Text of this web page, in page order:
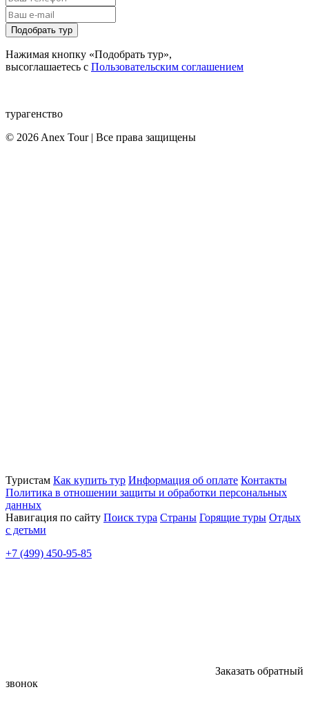
Подобрать тур
Нажимая кнопку «Подобрать тур»,
высоглашаетесь с Пользовательским соглашением
турагенство
© 2026 Anex Tour | Все права защищены
Туристам Как купить тур Информация об оплате Контакты
Политика в отношении защиты и обработки персональных
данных
Навигация по сайту Поиск тура Страны Горящие туры Отдых
с детьми
+7 (499) 450-95-85
Заказать обратный
звонок